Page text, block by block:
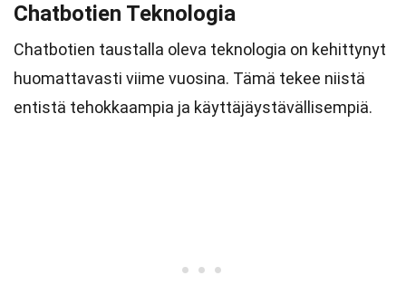
Chatbotien Teknologia
Chatbotien taustalla oleva teknologia on kehittynyt
huomattavasti viime vuosina. Tämä tekee niistä
entistä tehokkaampia ja käyttäjäystävällisempiä.